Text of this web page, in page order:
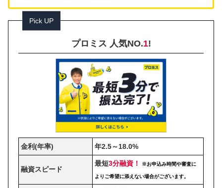
Pick UP
プロミス 人気NO.1!
金利(年率) 年2.5～18.0%
融資スピード
最短3分融資！ ※お申込み時間や審査に
よりご希望に添えない場合がございます。